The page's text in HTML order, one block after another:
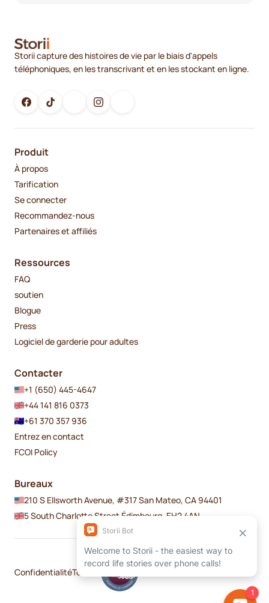
Storii capture des histoires de vie par le biais d'appels
téléphoniques, en les transcrivant et en les stockant en ligne.
Produit
À propos
Tarification
Se connecter
Recommandez-nous
Partenaires et affiliés
Ressources
FAQ
soutien
Blogue
Press
Logiciel de garderie pour adultes
Contacter
+1 (650) 445-4647
+44 141 816 0373
+61 370 357 936
Entrez en contact
FCOI Policy
Bureaux
210 S Ellsworth Avenue, #317 San Mateo, CA 94401
5 South Charlotte Street Édimbourg, EH2 4AN
ConfidentialitéTermes